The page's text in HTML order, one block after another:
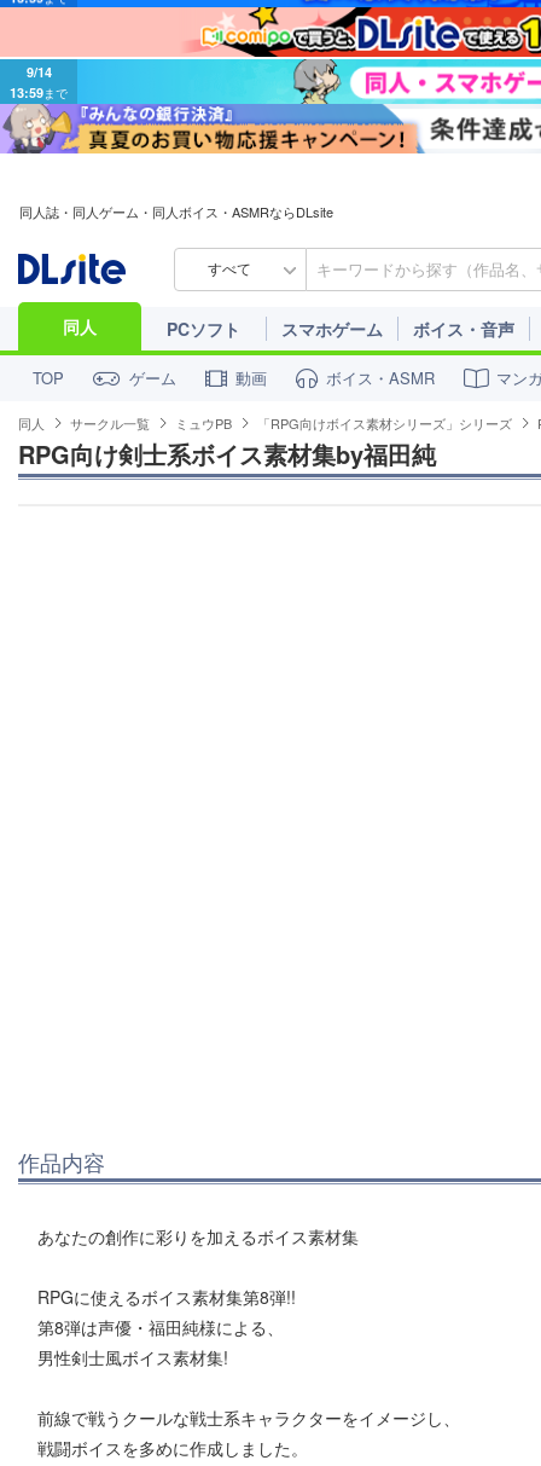
9/14
13:59 まで
同人誌・同人ゲーム・同人ボイス・ASMRならDLsite
すべて
同人 PCソフト スマホゲーム ボイス・音声
TOP ゲーム 動画 ボイス・ASMR マン
同人 サークル一覧 ミュウPB 「RPG向けボイス素材シリーズ」シリーズ
RPG向け剣士系ボイス素材集by福田純
作品内容
あなたの創作に彩りを加えるボイス素材集
RPGに使えるボイス素材集第8弾!!
第8弾は声優・福田純様による、
男性剣士風ボイス素材集!
前線で戦うクールな戦士系キャラクターをイメージし、
戦闘ボイスを多めに作成しました。